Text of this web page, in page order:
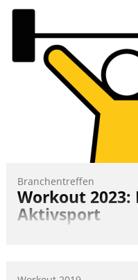
meistern und
zunehmend
und abnehmendem
Nadja Hußmann
Branchentreffen
Workout
Aktivsport